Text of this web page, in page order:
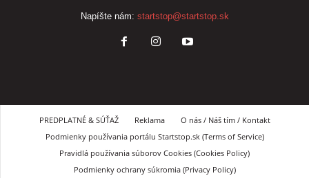
Napíšte nám: startstop@startstop.sk
PREDPLATNÉ & SÚŤAŽ Reklama
O nás / Náš tím / Kontakt
Podmienky používania portálu Startstop.sk (Terms of Service)
Pravidlá používania súborov Cookies (Cookies Policy)
Podmienky ochrany súkromia (Privacy Policy)